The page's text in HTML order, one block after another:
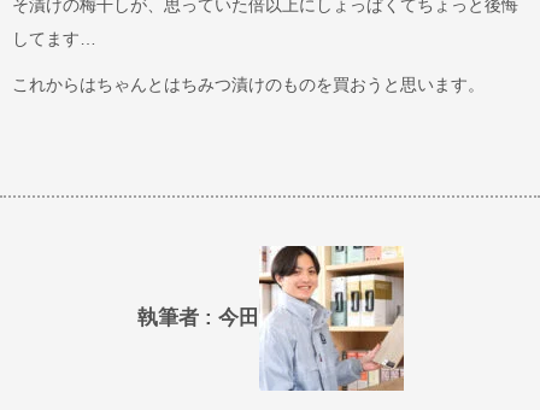
そ漬けの梅干しが、思っていた倍以上にしょっぱくてちょっと後悔
してます…
これからはちゃんとはちみつ漬けのものを買おうと思います。
執筆者 : 今田